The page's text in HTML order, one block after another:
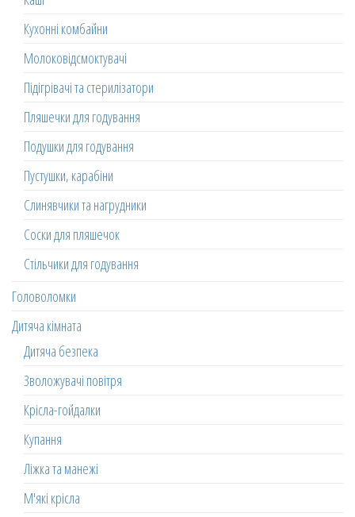
Кухонні комбайни
Молоковідсмоктувачі
Підігрівачі та стерилізатори
Пляшечки для годування
Подушки для годування
Пустушки, карабіни
Слинявчики та нагрудники
Соски для пляшечок
Стільчики для годування
Головоломки
Дитяча кімната
Дитяча безпека
Зволожувачі повітря
Крісла-гойдалки
Купання
Ліжка та манежі
М'які крісла